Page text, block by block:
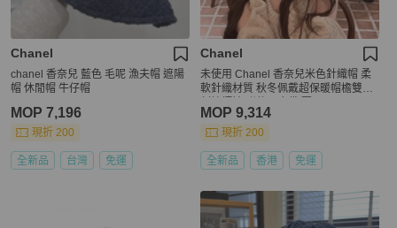
Chanel
chanel 香奈兒 藍色 毛呢 漁夫帽 遮陽
帽 休閒帽 牛仔帽
MOP 7,196
現折 200
全新品 台灣 免運
Chanel
未使用 Chanel 香奈兒米色針織帽 柔
軟針織材質 秋冬佩戴超保暖帽檐雙C
MOP 9,314
現折 200
全新品 香港 免運